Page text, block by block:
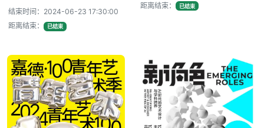
结束时间：2024-06-23 17:30:00
距离结束：
已结束
距离结束：
已结束